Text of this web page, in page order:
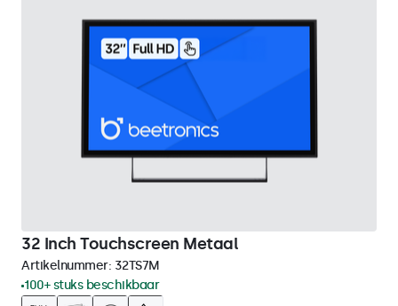
32 Inch Touchscreen Metaal
Artikelnummer: 32TS7M
100+ stuks beschikbaar